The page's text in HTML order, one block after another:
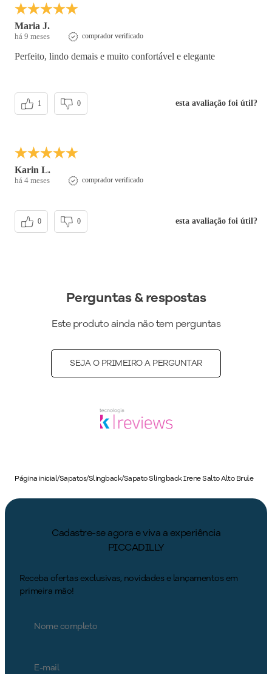
Maria J.
há 9 meses comprador verificado
Perfeito, lindo demais e muito confortável e elegante
esta avaliação foi útil?
1 0
Karin L.
há 4 meses comprador verificado
esta avaliação foi útil?
0 0
Perguntas & respostas
Este produto ainda não tem perguntas
SEJA O PRIMEIRO A PERGUNTAR
Página inicial/Sapatos/Slingback/Sapato Slingback Irene Salto Alto Brule
Cadastre-se agora e viva a experiência
PICCADILLY
Receba ofertas exclusivas, novidades e lançamentos em
primeira mão!